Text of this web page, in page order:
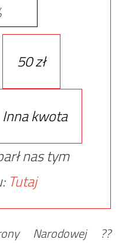
50 zł
Inna kwota
nas tym
Tutaj
Narodowej ??